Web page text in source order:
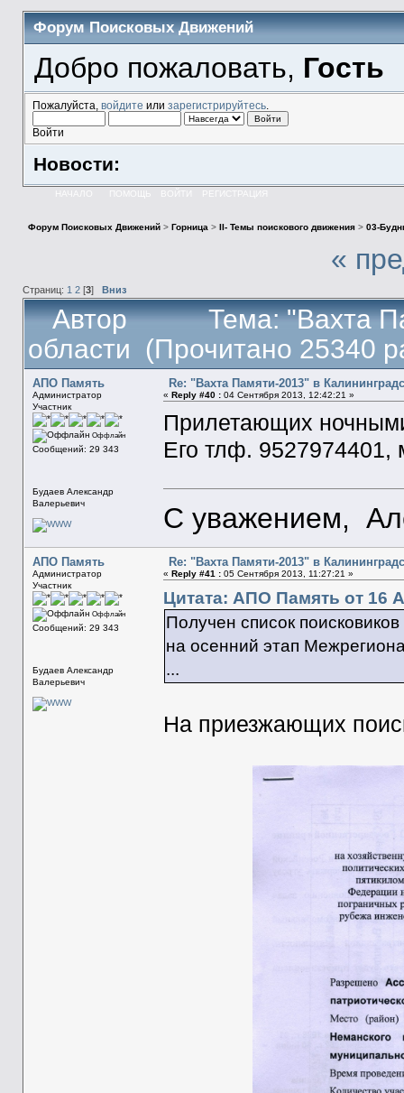
Форум Поисковых Движений
Добро пожаловать, Гость
Пожалуйста, войдите или зарегистрируйтесь.
Войти
Новости:
НАЧАЛО ПОМОЩЬ ВОЙТИ РЕГИСТРАЦИЯ
Форум Поисковых Движений> Горница> II- Темы поискового движения> 03-
«
Страниц: 1 2[3] Вниз
Автор
Тема: "Вахта
области (Прочитано 25340
АПО Память
Администратор
Участник
Оффлайн
Сообщений: 29 343
Будаев Александр
Валерьевич
Re: "Вахта Памяти-2013" в
« Reply #40 :04 Сентября 2013, 12:42:21 »
Прилетающих
Его тлф. 9527974401,
С уважением,
АПО Память
Администратор
Участник
Оффлайн
Сообщений: 29 343
Будаев Александр
Валерьевич
Re: "Вахта Памяти-2013" в
« Reply #41 :05 Сентября 2013, 11:27:21 »
Цитата: АПО Память от 16
Получен список
на осенний этап
...
На приезжающих